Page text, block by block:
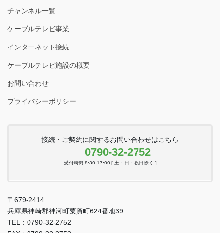
チャンネル一覧
ケーブルテレビ事業
インターネット接続
ケーブルテレビ施設の概要
お問い合わせ
プライバシーポリシー
接続・ご契約に関するお問い合わせはこちら
0790-32-2752
受付時間 8:30-17:00 [ 土・日・祝日除く ]
〒679-2414
兵庫県神崎郡神河町粟賀町624番地39
TEL：0790-32-2752